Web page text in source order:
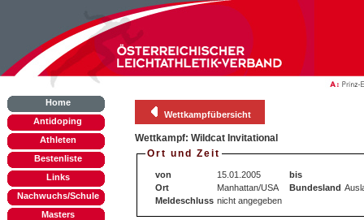
Home
Antidoping
Athleten
Bestenliste
Links
Nachwuchs/Schule
Masters
Wettkampfübersicht
Wettkampf: Wildcat Invitational
Ort und Zeit
von 15.01.2005
bis
Ort
Manhattan/USA Bundesland
Meldeschluss nicht angegeben